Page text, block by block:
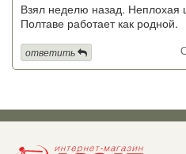
Взял неделю назад. Неплохая
Полтаве работает как родной.
ответить